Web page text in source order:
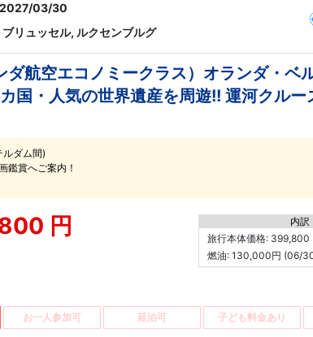
03/30
リュッセル, ルクセンブルグ
航空エコノミークラス）オランダ・ベ
・人気の世界遺産を周遊!! 運河クルー
ダム間)
鑑賞へご案内！
円
内訳
旅行本体価格:
燃油: 130,000円 (06/
お一人参加可 延泊可 子ども料金あり